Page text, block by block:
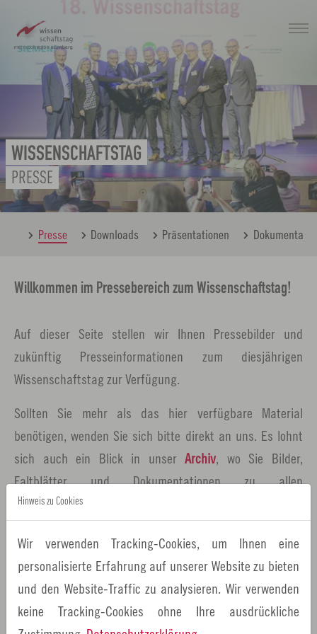
Hauptinhalt
springen
WISSENSCHAFTSTAG
PRESSE
Presse Downloads Präsentationen
Willkommen im Pressebereich zum Wissenschaftstag!
Auf dieser Seite stellen wir Ihnen Pressebilder und
zukünftig Presseinformationen zum diesjährigen
Wissenschaftstag zur Verfügung.
Sollten Sie mehr als das hier verfügbare Material
benötigen, wenden Sie sich bitte direkt an uns. Es lohnt
sich auch ein Blick in unserArchiv, wo Sie Bilder,
Faltblätter und Dokumentationen zu allen
Wissenschaftstagen seit 2007 finden.
Wir sind auch gerne bei der Vermittlung von
Interviewpartnern behilflich.
Pressekontakt:
Nadine Ballenberger
Hinweis zu Cookies
Wir verwenden Tracking-Cookies, um Ihnen eine
personalisierte Erfahrung auf unserer Website zu bieten
und den Website-Traffic zu analysieren. Wir verwenden
keine Tracking-Cookies ohne Ihre ausdrückliche